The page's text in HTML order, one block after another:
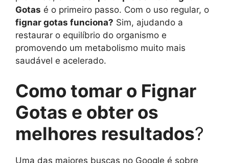
Gotas é o primeiro passo. Com o uso regular, o
fignar gotas funciona? Sim, ajudando a
restaurar o equilíbrio do organismo e
promovendo um metabolismo muito mais
saudável e acelerado.
Como tomar o Fignar
Gotas e obter os
melhores resultados?
Uma das maiores buscas no Google é sobre